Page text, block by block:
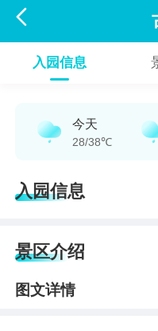

入园信息
今天
28/38℃
入园信息
景区介绍
图文详情